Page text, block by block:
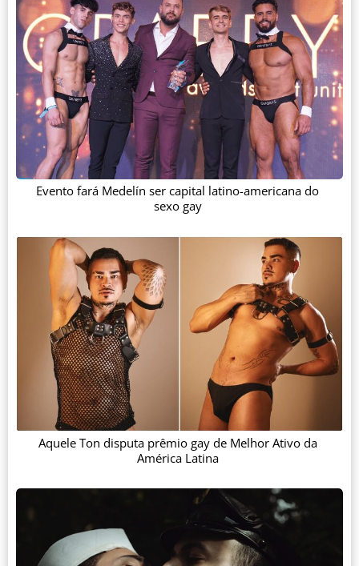
Evento fará Medelín ser capital latino-americana do
sexo gay
Aquele Ton disputa prêmio gay de Melhor Ativo da
América Latina